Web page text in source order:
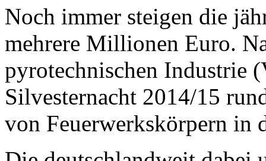
Noch immer steigen die
mehrere Millionen Euro.
pyrotechnischen Industrie
Silvesternacht 2014/15
von Feuerwerkskörpern in